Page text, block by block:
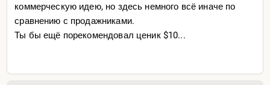
коммерческую идею, но здесь немного всё иначе по
сравнению с продажниками.
Ты бы ещё порекомендовал ценик $10...